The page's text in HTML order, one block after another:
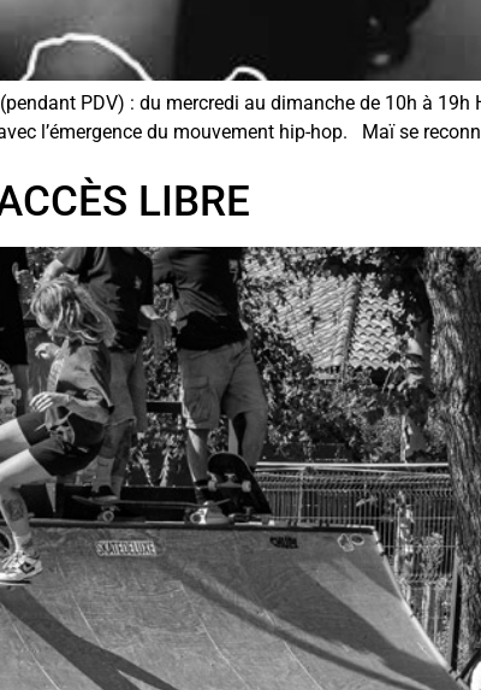
PDV) : du mercredi au dimanche de 10h à
l’émergence du mouvement hip-hop. Maï se
LIBRE